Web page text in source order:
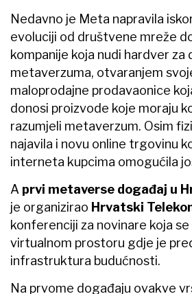
Nedavno je Meta napravila
evoluciji od društvene mreže
kompanije koja nudi hardver za
metaverzuma, otvaranjem
maloprodajne prodavaonice
donosi proizvode koje moraju
razumjeli metaverzum. Osim
najavila i novu online trgovinu
interneta kupcima omogućila
A prvi metaverse događaj u
je organizirao Hrvatski
konferenciji za novinare koja
virtualnom prostoru gdje je
infrastruktura budućnosti.
Na prvome događaju ovakve